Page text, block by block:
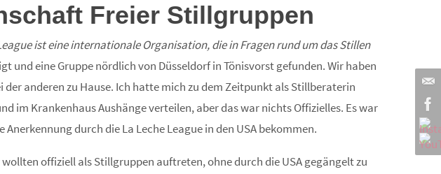
Freier Stillgruppen
ist eine internationale Organisation, die in Fragen rund um das Stillen
und eine Gruppe nördlich von Düsseldorf in Tönisvorst gefunden. Wir haben
anderen zu Hause. Ich hatte mich zu dem Zeitpunkt als Stillberaterin
im Krankenhaus Aushänge verteilen, aber das war nichts Offizielles. Es war
durch die La Leche League in den USA bekommen.
offiziell als Stillgruppen auftreten, ohne durch die USA gegängelt zu